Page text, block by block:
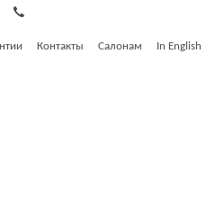
Контакты Салонам In English